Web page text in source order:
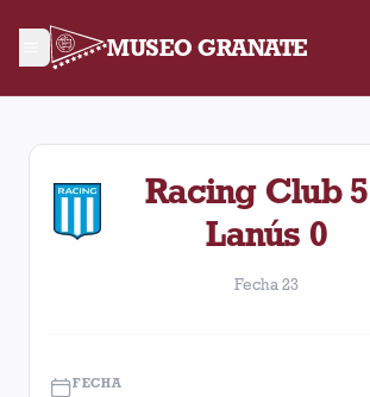
MUSEO GRANATE
Fecha 23. Partido entre Lanús y
Racing Club
Lanús 0
Fecha 23
FECHA